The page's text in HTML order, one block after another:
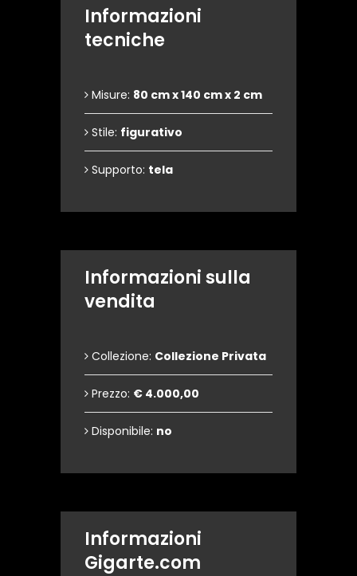
Informazioni
tecniche
Misure: 80 cm x 140 cm x 2 cm
Stile: figurativo
Supporto: tela
Informazioni sulla
vendita
Collezione: Collezione Privata
Prezzo: € 4.000,00
Disponibile: no
Informazioni
Gigarte.com